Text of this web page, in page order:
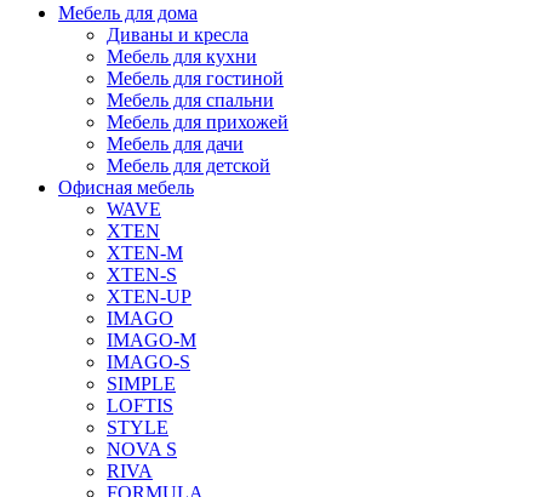
Мебель для дома
Диваны и кресла
Мебель для кухни
Мебель для гостиной
Мебель для спальни
Мебель для прихожей
Мебель для дачи
Мебель для детской
Офисная мебель
WAVE
XTEN
XTEN-M
XTEN-S
XTEN-UP
IMAGO
IMAGO-M
IMAGO-S
SIMPLE
LOFTIS
STYLE
NOVA S
RIVA
FORMULA